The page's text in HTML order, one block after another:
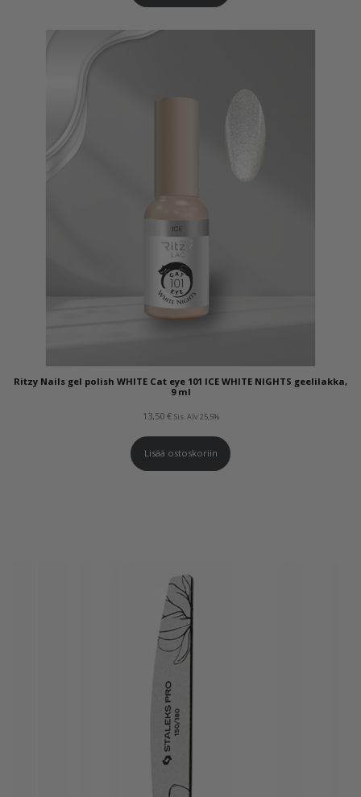
Ritzy Nails gel polish WHITE Cat eye 101 ICE WHITE NIGHTS geelilakka,
9 ml
13,50 € Sis. Alv 25,5%
Lisää ostoskoriin